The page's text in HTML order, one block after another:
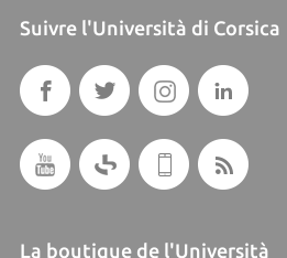
Suivre l'Università di Corsica
La boutique de l'Università